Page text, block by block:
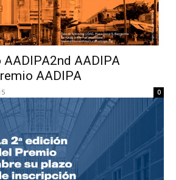
AADIPA2nd AADIPA
AADIPA
0